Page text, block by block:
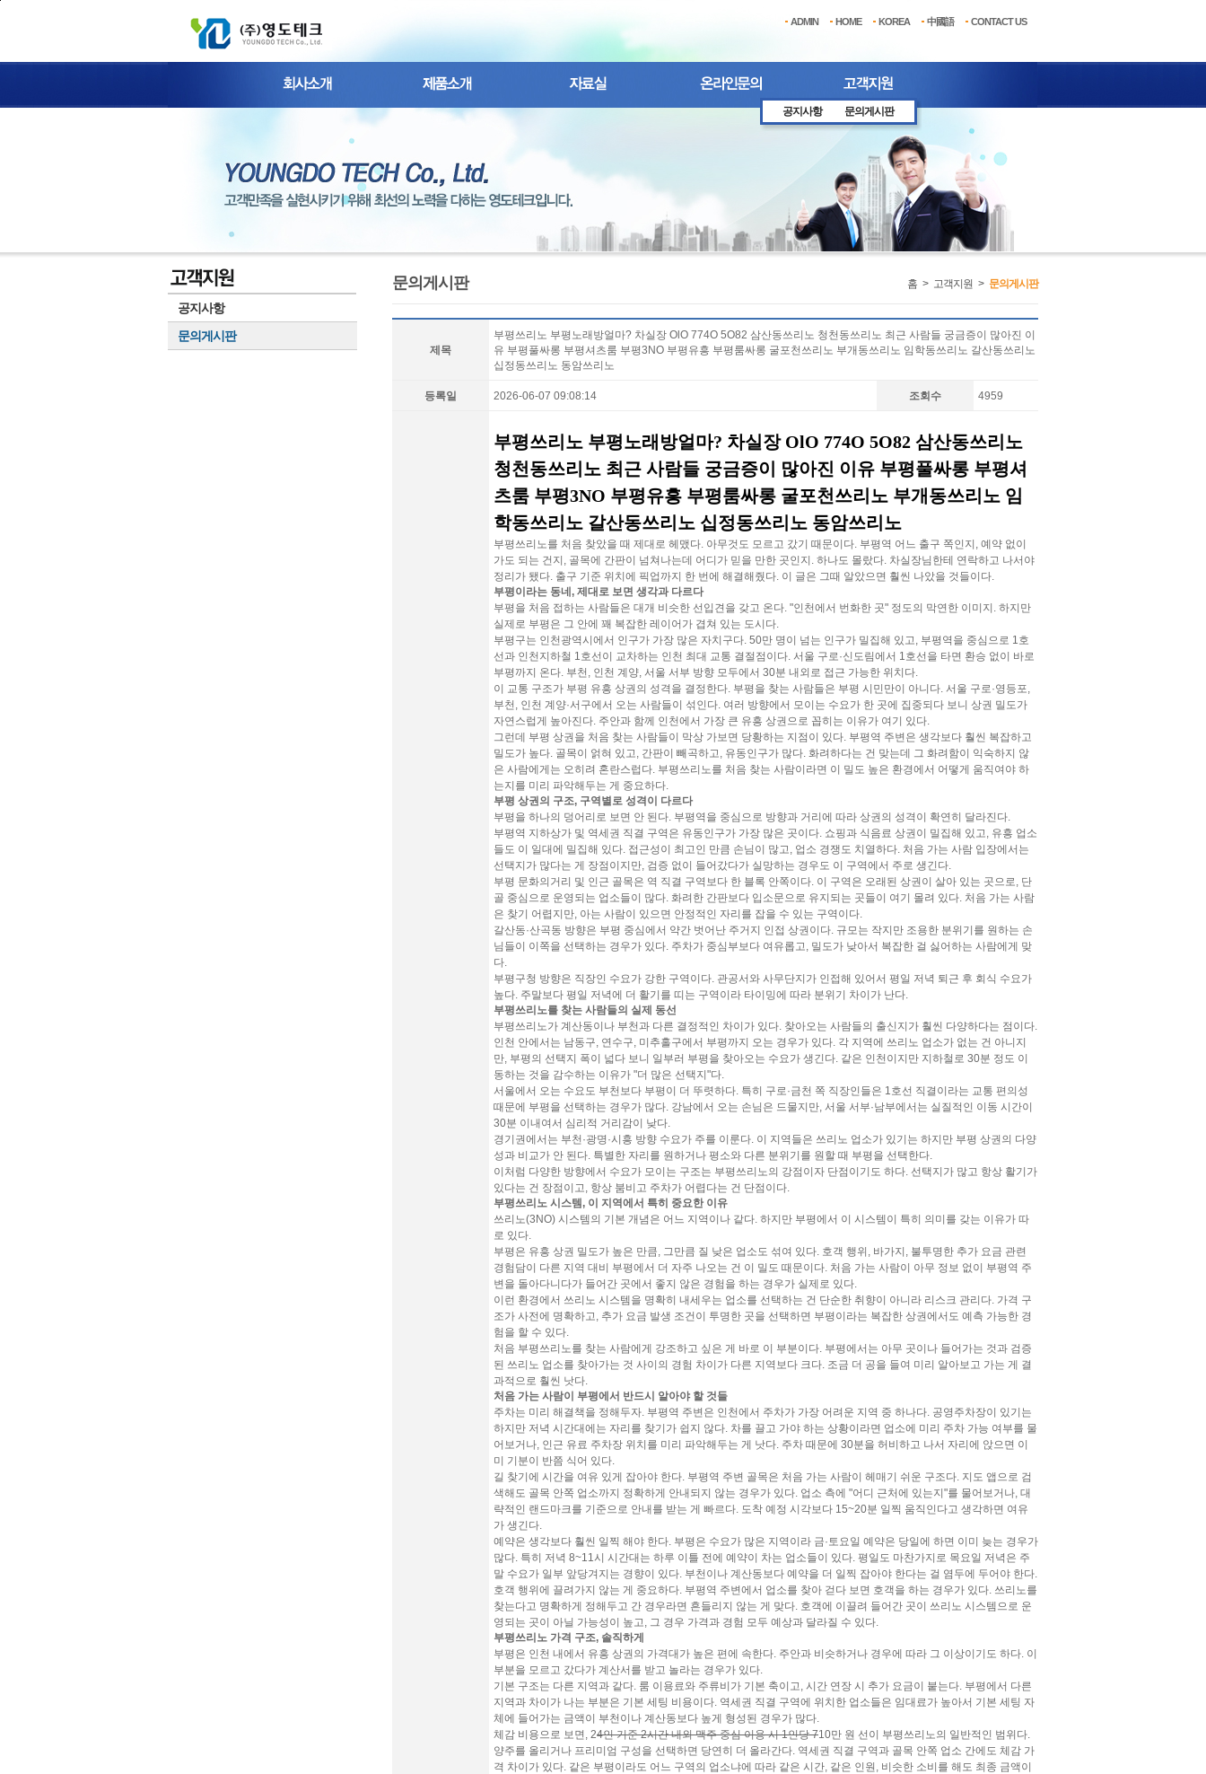
공지사항 문의게시판
ADMIN HOME KOREA 中國語 CONTACT US
공지사항
문의게시판
홈 > 고객지원 > 문의게시판
문의게시판
제목
부평쓰리노 부평노래방얼마? 차실장 OlO 774O 5O82 삼산동쓰리노 청천동쓰리노 최근 사람들 궁금증이 많아진 이
유 부평풀싸롱 부평셔츠룸 부평3NO 부평유흥 부평룸싸롱 굴포천쓰리노 부개동쓰리노 임학동쓰리노 갈산동쓰리노
십정동쓰리노 동암쓰리노
등록일 2026-06-07 09:08:14 조회수 4959
부평쓰리노 부평노래방얼마? 차실장 OlO 774O 5O82 삼산동쓰리노
청천동쓰리노 최근 사람들 궁금증이 많아진 이유 부평풀싸롱 부평셔
츠룸 부평3NO 부평유흥 부평룸싸롱 굴포천쓰리노 부개동쓰리노 임
학동쓰리노 갈산동쓰리노 십정동쓰리노 동암쓰리노
부평쓰리노를 처음 찾았을 때 제대로 헤맸다. 아무것도 모르고 갔기 때문이다. 부평역 어느 출구 쪽인지, 예약 없이
가도 되는 건지, 골목에 간판이 넘쳐나는데 어디가 믿을 만한 곳인지. 하나도 몰랐다. 차실장님한테 연락하고 나서야
정리가 됐다. 출구 기준 위치에 픽업까지 한 번에 해결해줬다. 이 글은 그때 알았으면 훨씬 나았을 것들이다.
부평이라는 동네, 제대로 보면 생각과 다르다
부평을 처음 접하는 사람들은 대개 비슷한 선입견을 갖고 온다. "인천에서 번화한 곳" 정도의 막연한 이미지. 하지만
실제로 부평은 그 안에 꽤 복잡한 레이어가 겹쳐 있는 도시다.
부평구는 인천광역시에서 인구가 가장 많은 자치구다. 50만 명이 넘는 인구가 밀집해 있고, 부평역을 중심으로 1호
선과 인천지하철 1호선이 교차하는 인천 최대 교통 결절점이다. 서울 구로·신도림에서 1호선을 타면 환승 없이 바로
부평까지 온다. 부천, 인천 계양, 서울 서부 방향 모두에서 30분 내외로 접근 가능한 위치다.
이 교통 구조가 부평 유흥 상권의 성격을 결정한다. 부평을 찾는 사람들은 부평 시민만이 아니다. 서울 구로·영등포,
부천, 인천 계양·서구에서 오는 사람들이 섞인다. 여러 방향에서 모이는 수요가 한 곳에 집중되다 보니 상권 밀도가
자연스럽게 높아진다. 주안과 함께 인천에서 가장 큰 유흥 상권으로 꼽히는 이유가 여기 있다.
그런데 부평 상권을 처음 찾는 사람들이 막상 가보면 당황하는 지점이 있다. 부평역 주변은 생각보다 훨씬 복잡하고
밀도가 높다. 골목이 얽혀 있고, 간판이 빼곡하고, 유동인구가 많다. 화려하다는 건 맞는데 그 화려함이 익숙하지 않
은 사람에게는 오히려 혼란스럽다. 부평쓰리노를 처음 찾는 사람이라면 이 밀도 높은 환경에서 어떻게 움직여야 하
는지를 미리 파악해두는 게 중요하다.
부평 상권의 구조, 구역별로 성격이 다르다
부평을 하나의 덩어리로 보면 안 된다. 부평역을 중심으로 방향과 거리에 따라 상권의 성격이 확연히 달라진다.
부평역 지하상가 및 역세권 직결 구역 은 유동인구가 가장 많은 곳이다. 쇼핑과 식음료 상권이 밀집해 있고, 유흥 업소
들도 이 일대에 밀집해 있다. 접근성이 최고인 만큼 손님이 많고, 업소 경쟁도 치열하다. 처음 가는 사람 입장에서는
선택지가 많다는 게 장점이지만, 검증 없이 들어갔다가 실망하는 경우도 이 구역에서 주로 생긴다.
부평 문화의거리 및 인근 골목은 역 직결 구역보다 한 블록 안쪽이다. 이 구역은 오래된 상권이 살아 있는 곳으로, 단
골 중심으로 운영되는 업소들이 많다. 화려한 간판보다 입소문으로 유지되는 곳들이 여기 몰려 있다. 처음 가는 사람
은 찾기 어렵지만, 아는 사람이 있으면 안정적인 자리를 잡을 수 있는 구역이다.
갈산동·산곡동 방향은 부평 중심에서 약간 벗어난 주거지 인접 상권이다. 규모는 작지만 조용한 분위기를 원하는 손
님들이 이쪽을 선택하는 경우가 있다. 주차가 중심부보다 여유롭고, 밀도가 낮아서 복잡한 걸 싫어하는 사람에게 맞
다.
부평구청 방향은 직장인 수요가 강한 구역이다. 관공서와 사무단지가 인접해 있어서 평일 저녁 퇴근 후 회식 수요가
높다. 주말보다 평일 저녁에 더 활기를 띠는 구역이라 타이밍에 따라 분위기 차이가 난다.
부평쓰리노를 찾는 사람들의 실제 동선
부평쓰리노가 계산동이나 부천과 다른 결정적인 차이가 있다. 찾아오는 사람들의 출신지가 훨씬 다양하다는 점이다.
인천 안에서는 남동구, 연수구, 미추홀구에서 부평까지 오는 경우가 있다. 각 지역에 쓰리노 업소가 없는 건 아니지
만, 부평의 선택지 폭이 넓다 보니 일부러 부평을 찾아오는 수요가 생긴다. 같은 인천이지만 지하철로 30분 정도 이
동하는 것을 감수하는 이유가 "더 많은 선택지"다.
서울에서 오는 수요도 부천보다 부평이 더 뚜렷하다. 특히 구로·금천 쪽 직장인들은 1호선 직결이라는 교통 편의성
때문에 부평을 선택하는 경우가 많다. 강남에서 오는 손님은 드물지만, 서울 서부·남부에서는 실질적인 이동 시간이
30분 이내여서 심리적 거리감이 낮다.
경기권에서는 부천·광명·시흥 방향 수요가 주를 이룬다. 이 지역들은 쓰리노 업소가 있기는 하지만 부평 상권의 다양
성과 비교가 안 된다. 특별한 자리를 원하거나 평소와 다른 분위기를 원할 때 부평을 선택한다.
이처럼 다양한 방향에서 수요가 모이는 구조는 부평쓰리노의 강점이자 단점이기도 하다. 선택지가 많고 항상 활기가
있다는 건 장점이고, 항상 붐비고 주차가 어렵다는 건 단점이다.
부평쓰리노 시스템, 이 지역에서 특히 중요한 이유
쓰리노(3NO) 시스템의 기본 개념은 어느 지역이나 같다. 하지만 부평에서 이 시스템이 특히 의미를 갖는 이유가 따
로 있다.
부평은 유흥 상권 밀도가 높은 만큼, 그만큼 질 낮은 업소도 섞여 있다. 호객 행위, 바가지, 불투명한 추가 요금 관련
경험담이 다른 지역 대비 부평에서 더 자주 나오는 건 이 밀도 때문이다. 처음 가는 사람이 아무 정보 없이 부평역 주
변을 돌아다니다가 들어간 곳에서 좋지 않은 경험을 하는 경우가 실제로 있다.
이런 환경에서 쓰리노 시스템을 명확히 내세우는 업소를 선택하는 건 단순한 취향이 아니라 리스크 관리다. 가격 구
조가 사전에 명확하고, 추가 요금 발생 조건이 투명한 곳을 선택하면 부평이라는 복잡한 상권에서도 예측 가능한 경
험을 할 수 있다.
처음 부평쓰리노를 찾는 사람에게 강조하고 싶은 게 바로 이 부분이다. 부평에서는 아무 곳이나 들어가는 것과 검증
된 쓰리노 업소를 찾아가는 것 사이의 경험 차이가 다른 지역보다 크다. 조금 더 공을 들여 미리 알아보고 가는 게 결
과적으로 훨씬 낫다.
처음 가는 사람이 부평에서 반드시 알아야 할 것들
주차는 미리 해결책을 정해두자. 부평역 주변은 인천에서 주차가 가장 어려운 지역 중 하나다. 공영주차장이 있기는
하지만 저녁 시간대에는 자리를 찾기가 쉽지 않다. 차를 끌고 가야 하는 상황이라면 업소에 미리 주차 가능 여부를 물
어보거나, 인근 유료 주차장 위치를 미리 파악해두는 게 낫다. 주차 때문에 30분을 허비하고 나서 자리에 앉으면 이
미 기분이 반쯤 식어 있다.
길 찾기에 시간을 여유 있게 잡아야 한다. 부평역 주변 골목은 처음 가는 사람이 헤매기 쉬운 구조다. 지도 앱으로 검
색해도 골목 안쪽 업소까지 정확하게 안내되지 않는 경우가 있다. 업소 측에 "어디 근처에 있는지"를 물어보거나, 대
략적인 랜드마크를 기준으로 안내를 받는 게 빠르다. 도착 예정 시각보다 15~20분 일찍 움직인다고 생각하면 여유
가 생긴다.
예약은 생각보다 훨씬 일찍 해야 한다. 부평은 수요가 많은 지역이라 금·토요일 예약은 당일에 하면 이미 늦는 경우가
많다. 특히 저녁 8~11시 시간대는 하루 이틀 전에 예약이 차는 업소들이 있다. 평일도 마찬가지로 목요일 저녁은 주
말 수요가 일부 앞당겨지는 경향이 있다. 부천이나 계산동보다 예약을 더 일찍 잡아야 한다는 걸 염두에 두어야 한다.
호객 행위에 끌려가지 않는 게 중요하다. 부평역 주변에서 업소를 찾아 걷다 보면 호객을 하는 경우가 있다. 쓰리노를
찾는다고 명확하게 정해두고 간 경우라면 흔들리지 않는 게 맞다. 호객에 이끌려 들어간 곳이 쓰리노 시스템으로 운
영되는 곳이 아닐 가능성이 높고, 그 경우 가격과 경험 모두 예상과 달라질 수 있다.
부평쓰리노 가격 구조, 솔직하게
부평은 인천 내에서 유흥 상권의 가격대가 높은 편에 속한다. 주안과 비슷하거나 경우에 따라 그 이상이기도 하다. 이
부분을 모르고 갔다가 계산서를 받고 놀라는 경우가 있다.
기본 구조는 다른 지역과 같다. 룸 이용료와 주류비가 기본 축이고, 시간 연장 시 추가 요금이 붙는다. 부평에서 다른
지역과 차이가 나는 부분은 기본 세팅 비용이다. 역세권 직결 구역에 위치한 업소들은 임대료가 높아서 기본 세팅 자
체에 들어가는 금액이 부천이나 계산동보다 높게 형성된 경우가 많다.
체감 비용으로 보면, 24인 기준 2시간 내외 맥주 중심 이용 시 1인당 710만 원 선이 부평쓰리노의 일반적인 범위다.
양주를 올리거나 프리미엄 구성을 선택하면 당연히 더 올라간다. 역세권 직결 구역과 골목 안쪽 업소 간에도 체감 가
격 차이가 있다. 같은 부평이라도 어느 구역의 업소냐에 따라 같은 시간, 같은 인원, 비슷한 소비를 해도 최종 금액이